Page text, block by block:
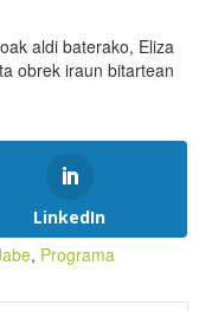
aldi baterako, Eliza
obrek iraun bitartean
LinkedIn
, Programa